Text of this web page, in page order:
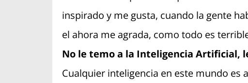
inspirado y me gusta, cuando la gente
el ahora me agrada, como todo es
No le temo a la Inteligencia Artificial,
Cualquier inteligencia en este mundo es